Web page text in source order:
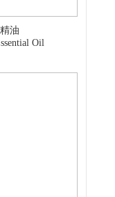
油
Oil